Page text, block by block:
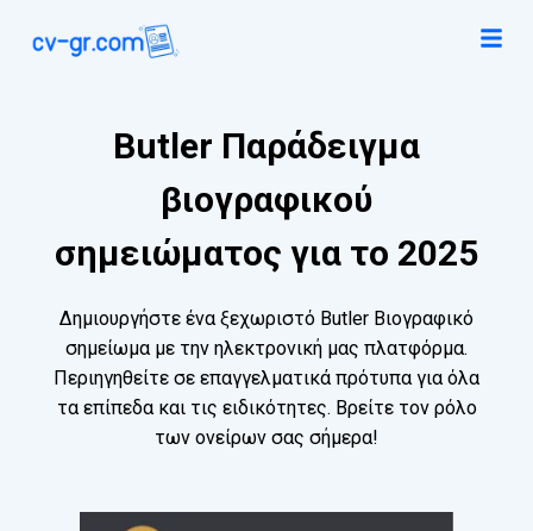
Butler Παράδειγμα
βιογραφικού
σημειώματος για το 2025
Δημιουργήστε ένα ξεχωριστό Butler Βιογραφικό
σημείωμα με την ηλεκτρονική μας πλατφόρμα.
Περιηγηθείτε σε επαγγελματικά πρότυπα για όλα
τα επίπεδα και τις ειδικότητες. Βρείτε τον ρόλο
των ονείρων σας σήμερα!